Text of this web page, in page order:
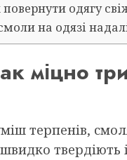
одягу
на одязі
міцно
терпенів,
твердіють